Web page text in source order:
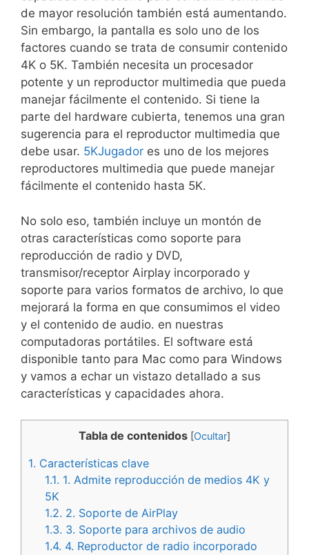
de mayor resolución también está aumentando.
Sin embargo, la pantalla es solo uno de los
factores cuando se trata de consumir contenido
4K o 5K. También necesita un procesador
potente y un reproductor multimedia que pueda
manejar fácilmente el contenido. Si tiene la
parte del hardware cubierta, tenemos una gran
sugerencia para el reproductor multimedia que
debe usar. 5KJugador es uno de los mejores
reproductores multimedia que puede manejar
fácilmente el contenido hasta 5K.
No solo eso, también incluye un montón de
otras características como soporte para
reproducción de radio y DVD,
transmisor/receptor Airplay incorporado y
soporte para varios formatos de archivo, lo que
mejorará la forma en que consumimos el video
y el contenido de audio. en nuestras
computadoras portátiles. El software está
disponible tanto para Mac como para Windows
y vamos a echar un vistazo detallado a sus
características y capacidades ahora.
Tabla de contenidos [Ocultar]
1. Características clave
1.1. 1. Admite reproducción de medios 4K y
5K
1.2. 2. Soporte de AirPlay
1.3. 3. Soporte para archivos de audio
1.4. 4. Reproductor de radio incorporado